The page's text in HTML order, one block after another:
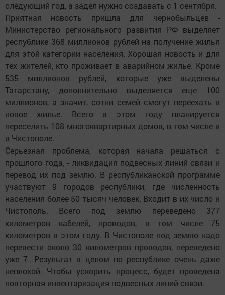
следующий год, а задел нужно создавать с 1 сентября.
Приятная новость пришла для чернобыльцев -
Министерство регионального развития РФ выделяет
республике 368 миллионов рублей на получение жилья
для этой категории населения. Хорошая новость и для
тех жителей, кто проживает в аварийном жилье. Кроме
535 миллионов рублей, которые уже выделены
Татарстану, дополнительно выделяется еще 100
миллионов, а значит, сотни семей смогут переехать в
новое жилье. Всего в этом году планируется
переселить 108 многоквартирных домов, в том числе и
в Чистополе.
Серьезная проблема, которая начала решаться с
прошлого года, - ликвидация подвесных линий связи и
перевод их под землю. В республиканской программе
участвуют 9 городов республики, где численность
населения более 50 тысяч человек. Входит в их число и
Чистополь. Всего под землю переведено 377
километров кабелей, проводов, в том числе 75
километров в этом году. В Чистополе под землю надо
перевести около 30 километров проводов, переведено
уже 7. Результат в целом по республике очень даже
неплохой. Чтобы ускорить процесс, будет проведена
повторная инвентаризация подвесных линий связи.